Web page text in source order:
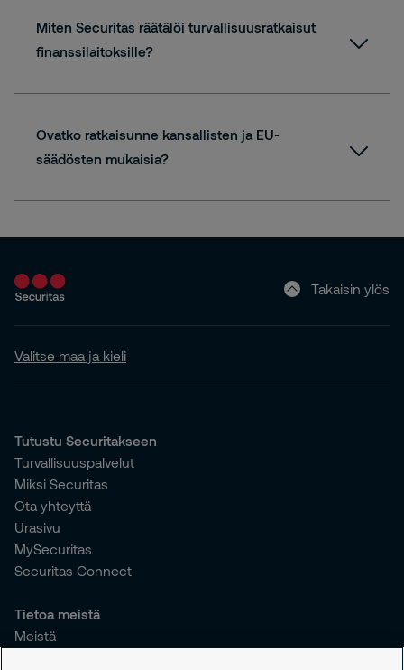
Miten Securitas räätälöi turvallisuusratkaisut
finanssilaitoksille?
Ovatko ratkaisunne kansallisten ja EU-
säädösten mukaisia?
Takaisin ylös
Valitse maa ja kieli
Tutustu Securitakseen
Turvallisuuspalvelut
Miksi Securitas
Ota yhteyttä
Urasivu
MySecuritas
Securitas Connect
Tietoa meistä
Meistä